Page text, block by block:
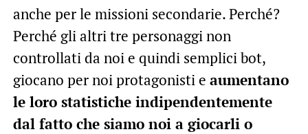
anche per le missioni secondarie. Perché?
Perché gli altri tre personaggi non
controllati da noi e quindi semplici bot,
giocano per noi protagonisti e aumentano
le loro statistiche indipendentemente
dal fatto che siamo noi a giocarli o